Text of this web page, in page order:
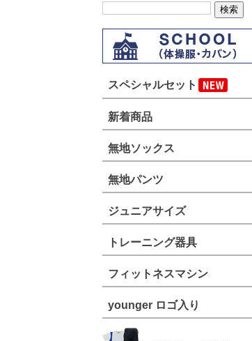
スペシャルセット
新着商品
無地ソックス
無地パンツ
ジュニアサイズ
トレーニング器具
フィットネスマシン
younger ロゴ入り